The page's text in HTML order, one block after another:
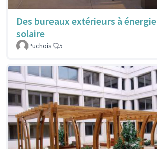
Des bureaux extérieurs à énergie
solaire
Puchois 5